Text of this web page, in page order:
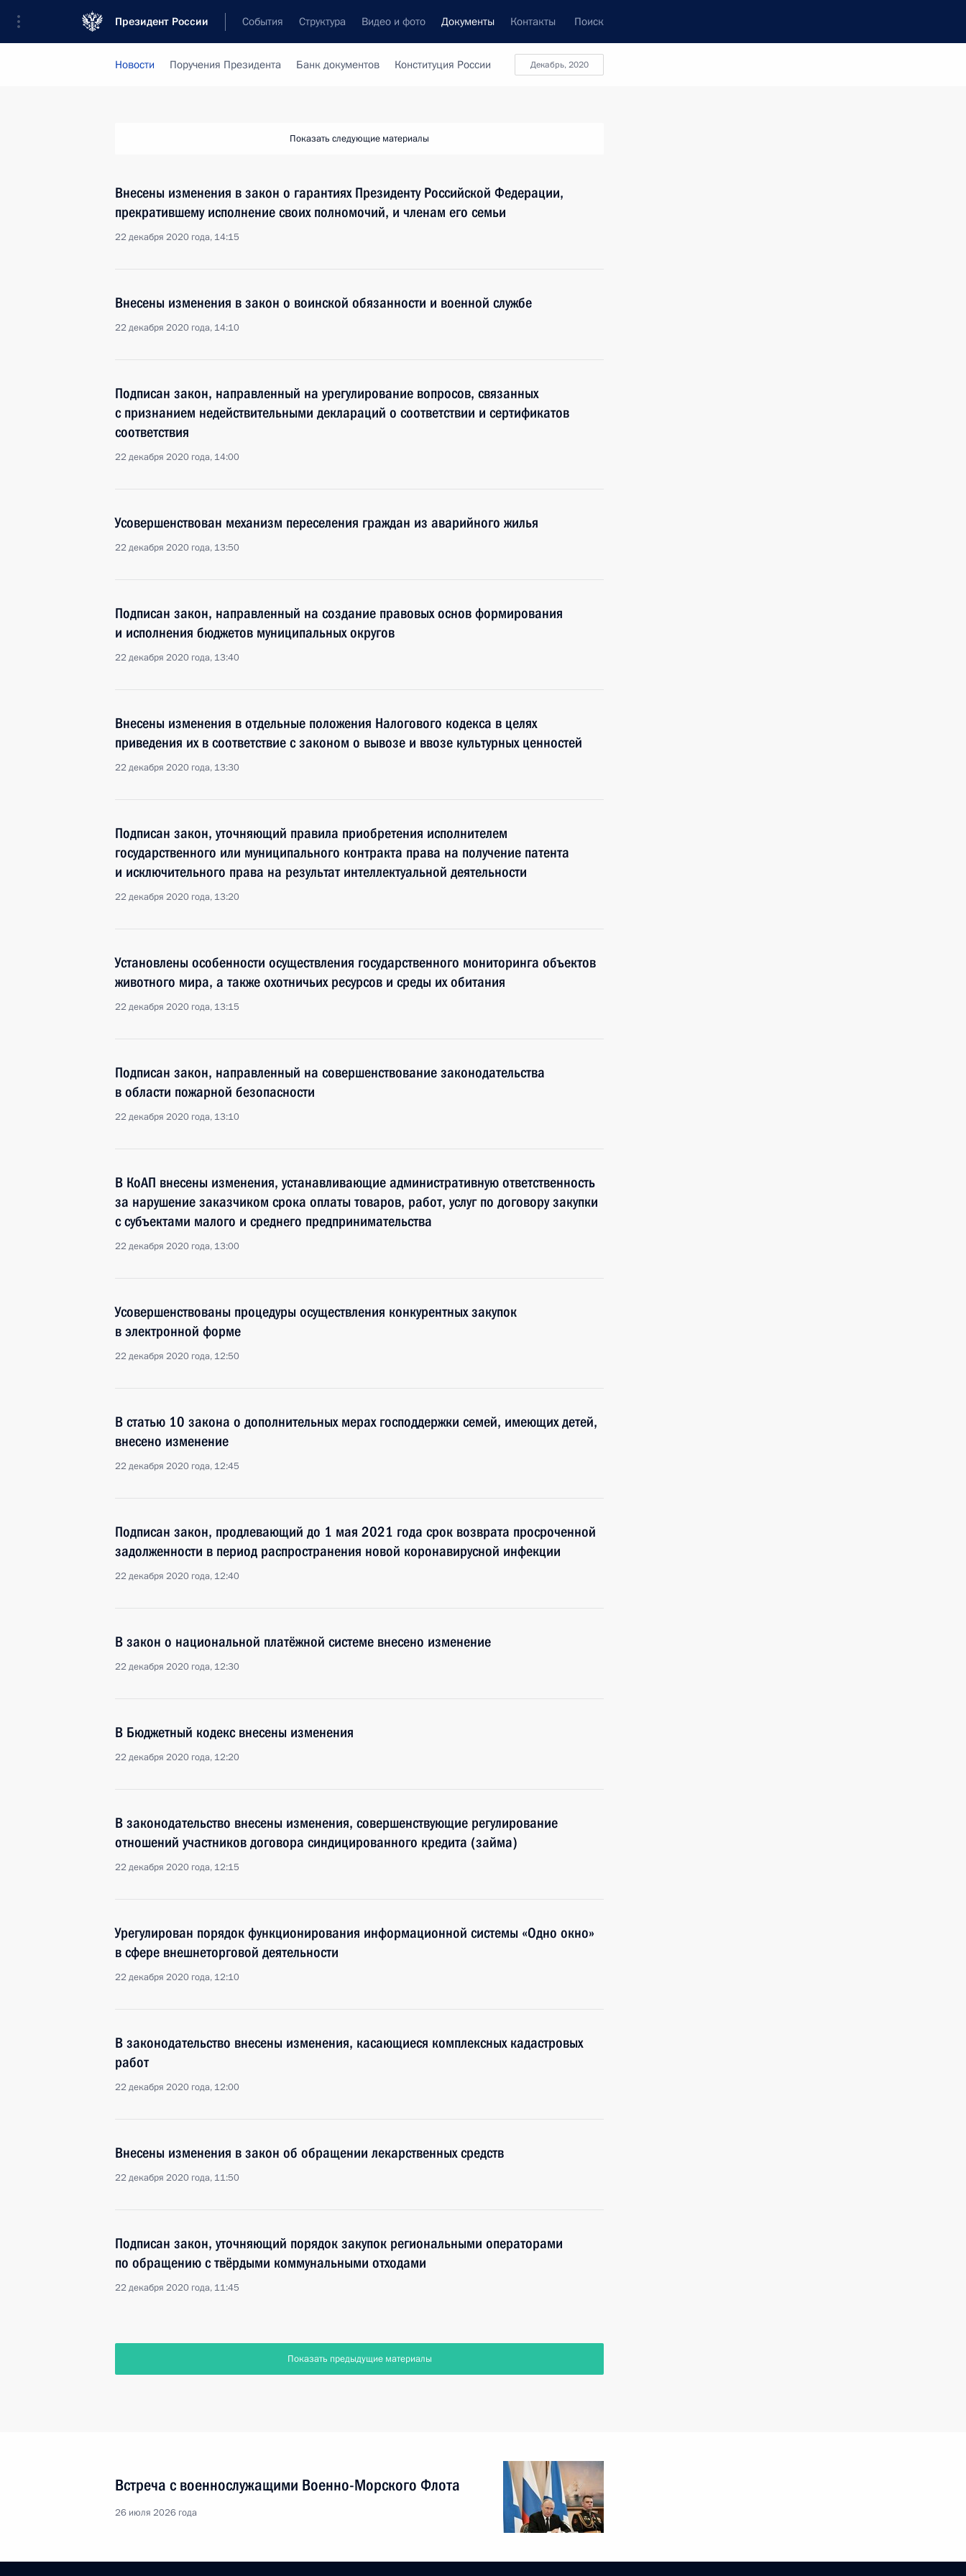
Президент России События Структура Видео и фото Документы Контакты Поиск
Декабрь, 2020
Новости Поручения Президента Банк документов Конституция России
Показать следующие материалы
Внесены изменения в закон о гарантиях Президенту Российской Федерации,
прекратившему исполнение своих полномочий, и членам его семьи
22 декабря 2020 года, 14:15
Внесены изменения в закон о воинской обязанности и военной службе
22 декабря 2020 года, 14:10
Подписан закон, направленный на урегулирование вопросов, связанных
с признанием недействительными деклараций о соответствии и сертификатов
соответствия
22 декабря 2020 года, 14:00
Усовершенствован механизм переселения граждан из аварийного жилья
22 декабря 2020 года, 13:50
Подписан закон, направленный на создание правовых основ формирования
и исполнения бюджетов муниципальных округов
22 декабря 2020 года, 13:40
Внесены изменения в отдельные положения Налогового кодекса в целях
приведения их в соответствие с законом о вывозе и ввозе культурных ценностей
22 декабря 2020 года, 13:30
Подписан закон, уточняющий правила приобретения исполнителем
государственного или муниципального контракта права на получение патента
и исключительного права на результат интеллектуальной деятельности
22 декабря 2020 года, 13:20
Установлены особенности осуществления государственного мониторинга объектов
животного мира, а также охотничьих ресурсов и среды их обитания
22 декабря 2020 года, 13:15
Подписан закон, направленный на совершенствование законодательства
в области пожарной безопасности
22 декабря 2020 года, 13:10
В КоАП внесены изменения, устанавливающие административную ответственность
за нарушение заказчиком срока оплаты товаров, работ, услуг по договору закупки
с субъектами малого и среднего предпринимательства
22 декабря 2020 года, 13:00
Усовершенствованы процедуры осуществления конкурентных закупок
в электронной форме
22 декабря 2020 года, 12:50
В статью 10 закона о дополнительных мерах господдержки семей, имеющих детей,
внесено изменение
22 декабря 2020 года, 12:45
Подписан закон, продлевающий до 1 мая 2021 года срок возврата просроченной
задолженности в период распространения новой коронавирусной инфекции
22 декабря 2020 года, 12:40
В закон о национальной платёжной системе внесено изменение
22 декабря 2020 года, 12:30
В Бюджетный кодекс внесены изменения
22 декабря 2020 года, 12:20
В законодательство внесены изменения, совершенствующие регулирование
отношений участников договора синдицированного кредита (займа)
22 декабря 2020 года, 12:15
Урегулирован порядок функционирования информационной системы «Одно окно»
в сфере внешнеторговой деятельности
22 декабря 2020 года, 12:10
В законодательство внесены изменения, касающиеся комплексных кадастровых
работ
22 декабря 2020 года, 12:00
Внесены изменения в закон об обращении лекарственных средств
22 декабря 2020 года, 11:50
Подписан закон, уточняющий порядок закупок региональными операторами
по обращению с твёрдыми коммунальными отходами
22 декабря 2020 года, 11:45
Показать предыдущие материалы
Встреча с военнослужащими Военно-Морского Флота
26 июля 2026 года